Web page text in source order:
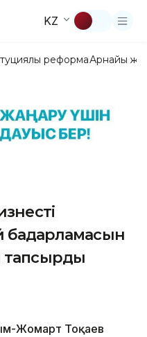
KZ
реформаАрнайы
бағдарламасын
тапсырды
Жомарт Тоқаев